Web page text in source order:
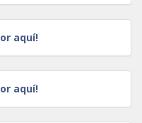
aquí!
aquí!